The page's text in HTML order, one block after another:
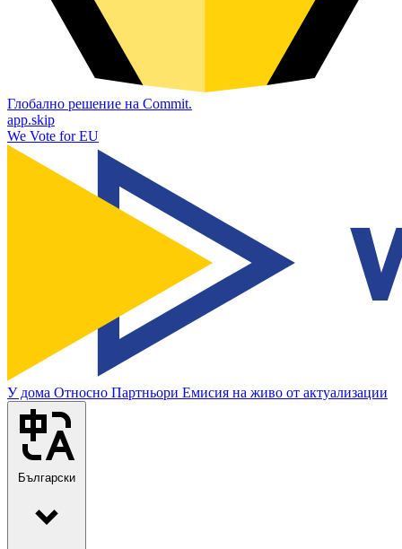
Глобално решение на Commit.
app.skip
We Vote for EU
У дома Относно Партньори Емисия на живо от актуализации
Български